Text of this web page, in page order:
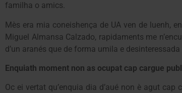
familha o amics.
Mès era mia coneishença de UA ven de luenh,
Miguel Almansa Calzado, rapidaments me
d’un aranés que de forma umila e
Enquiath moment non as ocupat cap cargue
Oc ei vertat qu’enquia dia d’aué non è agut